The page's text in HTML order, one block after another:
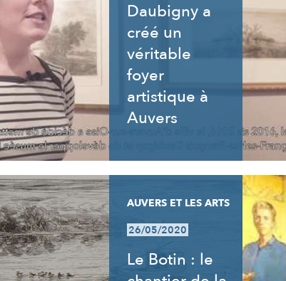
Daubigny a
créé un
véritable
foyer
artistique à
Auvers
AUVERS ET LES ARTS
26/05/2020
Le Botin : le